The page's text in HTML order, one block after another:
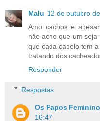
Malu 12 de outubro
Amo cachos e
não acho que um seja
que cada cabelo tem
tratando dos
Responder
Respostas
Os Papos
16:47